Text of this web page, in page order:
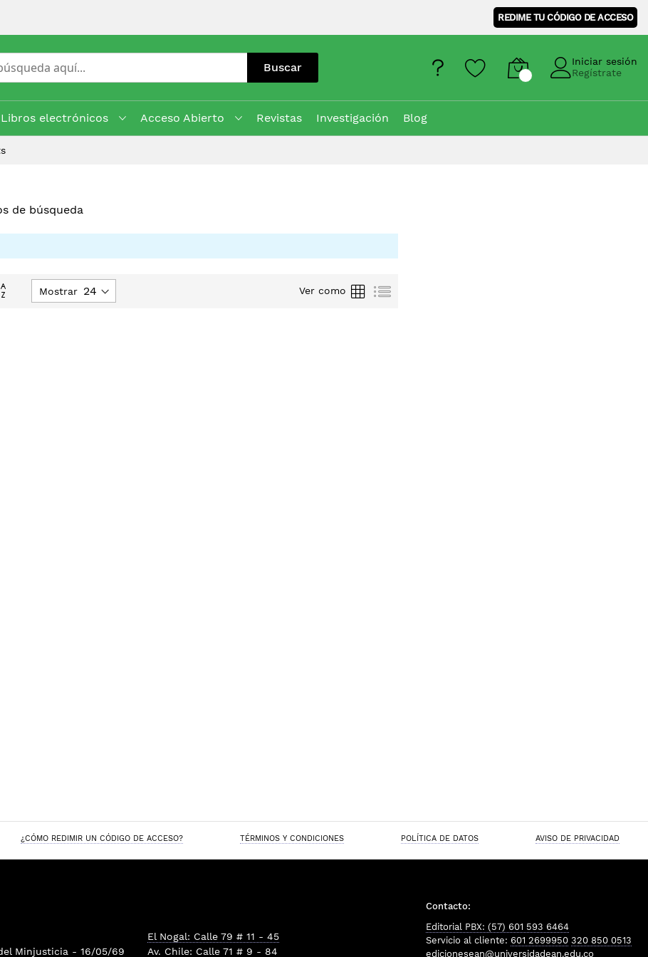
REDIME TU CÓDIGO DE ACCESO
Buscar
Iniciar sesión
Regístrate
Libros electrónicos Acceso Abierto Revistas Investigación
Blog
de búsqueda
Fijar
Mostrar Ver como ParrillaLista
¿CÓMO REDIMIR UN CÓDIGO DE ACCESO? TÉRMINOS Y CONDICIONES POLÍTICA DE DATOS AVISO DE PRIVACIDAD
Minjusticia - 16/05/69
El Nogal: Calle 79 # 11 - 45
Av. Chile: Calle 71 # 9 - 84
Contacto:
Editorial PBX: (57) 601 593 6464
Servicio al cliente: 601 2699950 320 850 0513
edicionesean@universidadean.edu.co